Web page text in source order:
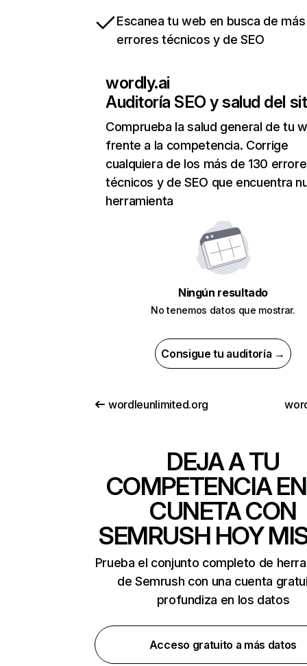
Escanea tu web en busca de
errores técnicos y de SEO
wordly.ai
Auditoría SEO y salud del
Comprueba la salud general de tu
frente a la competencia. Corrige
cualquiera de los más de 130
técnicos y de SEO que encuentra
herramienta
Ningún resultado
No tenemos datos que mostrar.
Consigue tu auditoría →
wordleunlimited.org
DEJA A TU
COMPETENCIA
CUNETA CON
SEMRUSH HOY
Prueba el conjunto completo de
de Semrush con una cuenta
profundiza en los datos
Acceso gratuito a más datos